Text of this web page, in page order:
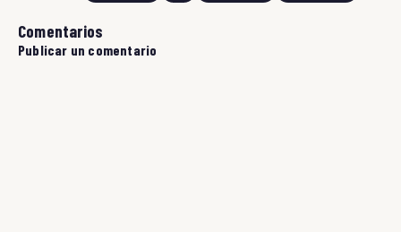
Comentarios
Publicar un comentario